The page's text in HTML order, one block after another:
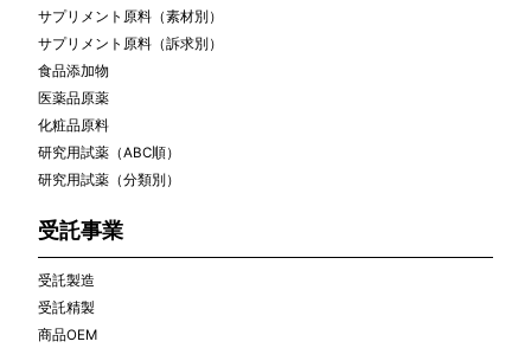
サプリメント原料（素材別）
サプリメント原料（訴求別）
食品添加物
医薬品原薬
化粧品原料
研究用試薬（ABC順）
研究用試薬（分類別）
受託事業
受託製造
受託精製
商品OEM